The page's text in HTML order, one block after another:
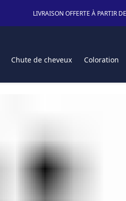
LIVRAISON OFFERTE À PARTIR
Chute de cheveux Coloration